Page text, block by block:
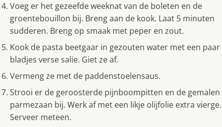
Voeg er het gezeefde weeknat van de boleten en de
groentebouillon bij. Breng aan de kook. Laat 5 minuten
sudderen. Breng op smaak met peper en zout.
Kook de pasta beetgaar in gezouten water met een paar
bladjes verse salie. Giet ze af.
Vermeng ze met de paddenstoelensaus.
Strooi er de geroosterde pijnboompitten en de gemalen
parmezaan bij. Werk af met een likje olijfolie extra vierge.
Serveer meteen.